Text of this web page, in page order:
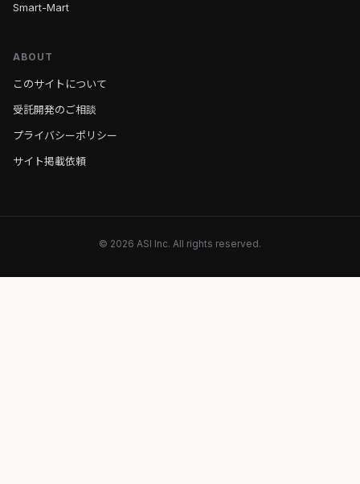
Smart-Mart
ABOUT
このサイトについて
受託開発のご相談
プライバシーポリシー
サイト掲載依頼
© 2026 ASI Inc. All rights reserved.